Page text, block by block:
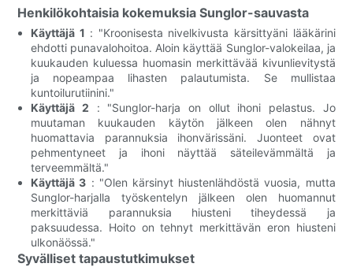
Henkilökohtaisia ​​kokemuksia Sunglor-sauvasta
Käyttäjä 1 : "Kroonisesta nivelkivusta kärsittyäni lääkärini
ehdotti punavalohoitoa. Aloin käyttää Sunglor-valokeilaa, ja
kuukauden kuluessa huomasin merkittävää kivunlievitystä
ja nopeampaa lihasten palautumista. Se mullistaa
kuntoilurutiinini."
Käyttäjä 2 : "Sunglor-harja on ollut ihoni pelastus. Jo
muutaman kuukauden käytön jälkeen olen nähnyt
huomattavia parannuksia ihonvärissäni. Juonteet ovat
pehmentyneet ja ihoni näyttää säteilevämmältä ja
terveemmältä."
Käyttäjä 3 : "Olen kärsinyt hiustenlähdöstä vuosia, mutta
Sunglor-harjalla työskentelyn jälkeen olen huomannut
merkittäviä parannuksia hiusteni tiheydessä ja
paksuudessa. Hoito on tehnyt merkittävän eron hiusteni
ulkonäössä."
Syvälliset tapaustutkimukset